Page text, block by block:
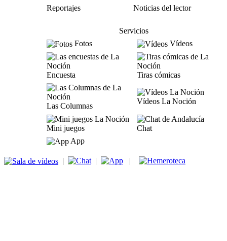
Reportajes
Noticias del lector
Servicios
Fotos
Vídeos
Encuesta Tiras cómicas
Las Columnas
Vídeos La Noción
Mini juegos
Chat
App
| | |